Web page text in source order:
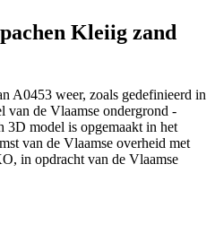
Kleiig zand
A0453 weer, zoals gedefinieerd in
van de Vlaamse ondergrond -
3D model is opgemaakt in het
van de Vlaamse overheid met
in opdracht van de Vlaamse